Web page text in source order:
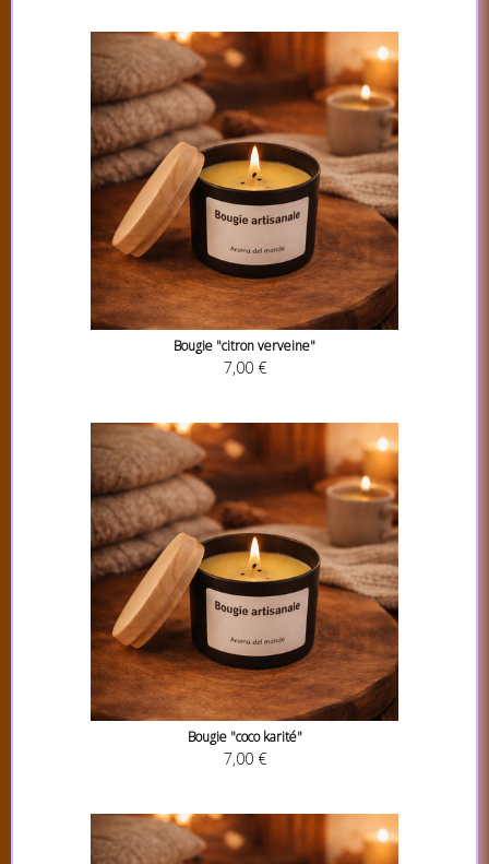
Bougie "citron verveine"
7,00 €
Bougie "coco karité"
7,00 €